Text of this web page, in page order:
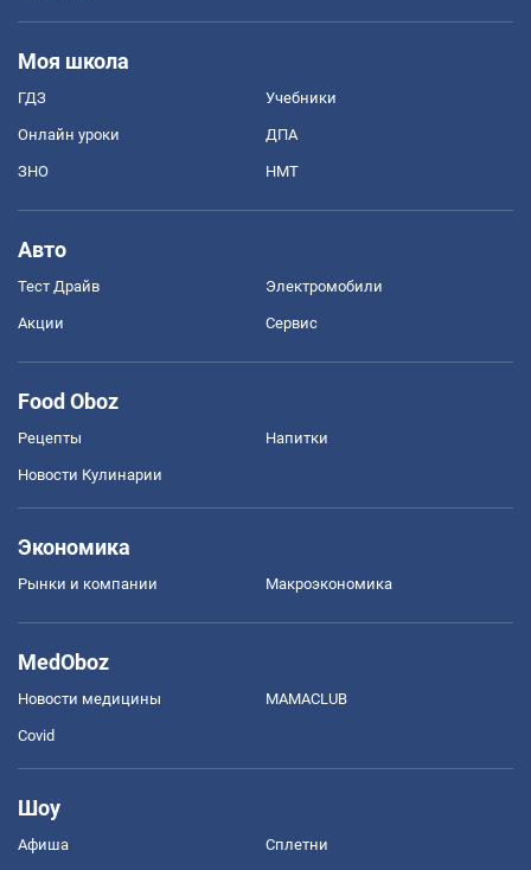
Моя школа
ГДЗ Учебники
Онлайн уроки ДПА
ЗНО НМТ
Авто
Тест Драйв Электромобили
Акции Сервис
Food Oboz
Рецепты Напитки
Новости Кулинарии
Экономика
Рынки и компании Mакроэкономика
MedOboz
Новости медицины MAMACLUB
Covid
Шоу
Афиша Сплетни